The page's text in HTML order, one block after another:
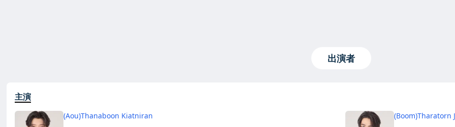
出演者
主演
(Aou)Thanaboon Kiatniran (Boom)Tharatorn